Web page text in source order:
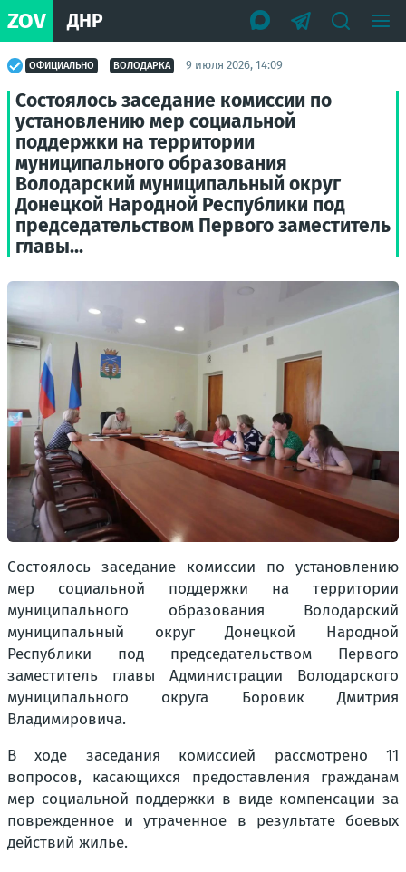
ZOV ДНР
ОФИЦИАЛЬНО ВОЛОДАРКА 9 июля 2026, 14:09
Состоялось заседание комиссии по
установлению мер социальной
поддержки на территории
муниципального образования
Володарский муниципальный округ
Донецкой Народной Республики под
председательством Первого заместитель
главы...
Состоялось заседание комиссии по установлению
мер социальной поддержки на территории
муниципального образования Володарский
муниципальный округ Донецкой Народной
Республики под председательством Первого
заместитель главы Администрации Володарского
муниципального округа Боровик Дмитрия
Владимировича.
В ходе заседания комиссией рассмотрено 11
вопросов, касающихся предоставления гражданам
мер социальной поддержки в виде компенсации за
поврежденное и утраченное в результате боевых
действий жилье.